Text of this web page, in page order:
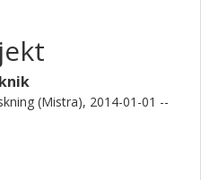
(Mistra), 2014-01-01 --